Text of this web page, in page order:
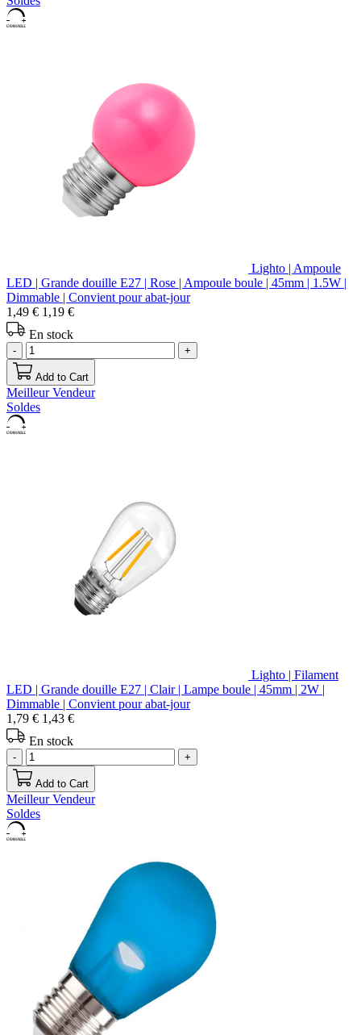
Lighto | Ampoule
LED | Grande douille E27 | Rose | Ampoule boule | 45mm | 1.5W |
Dimmable | Convient pour abat-jour
1,49 € 1,19 €
En stock
- +
Add to Cart
Meilleur Vendeur
Soldes
Lighto | Filament
LED | Grande douille E27 | Clair | Lampe boule | 45mm | 2W |
Dimmable | Convient pour abat-jour
1,79 € 1,43 €
En stock
- +
Add to Cart
Meilleur Vendeur
Soldes